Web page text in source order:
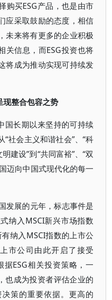
购买ESG产品，也是由市
应采取鼓励的态度，相信
未来将有更多的企业积极
关信息，而ESG投资也将
将成为推动实现可持续发
现整合包容之势
国长期以来坚持的可持续
社会主义和谐社会”、“科
建设”到“共同富裕”、“双
迈向中国式现代化的每一
发展的元年，标志事件是
纳入MSCI新兴市场指数
纳入MSCI指数的上市公
市公司由此开启了接受
据ESG相关投资策略，一
也成为投资者评估企业的
策的重要依据。更高的